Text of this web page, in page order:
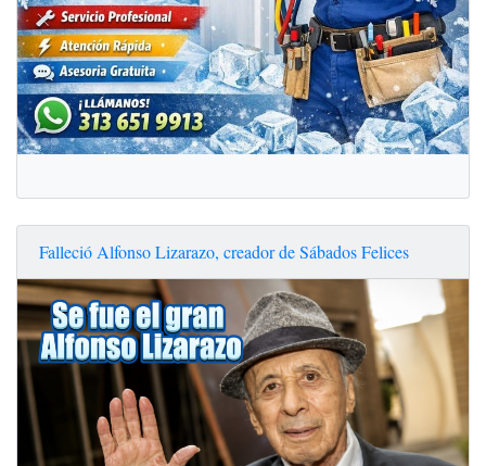
Falleció Alfonso Lizarazo, creador de Sábados Felices